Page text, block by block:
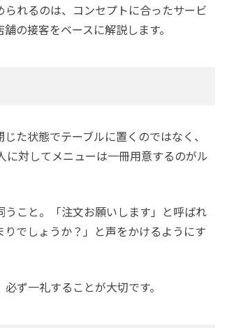
れるのは、コンセプトに合ったサービ
の接客をベースに解説します。
た状態でテーブルに置くのではなく、
対してメニューは一冊用意するのがル
こと。「注文お願いします」と呼ばれ
でしょうか？」と声をかけるようにす
ず一礼することが大切です。